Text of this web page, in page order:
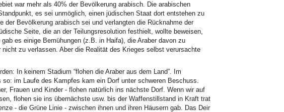
war mehr als 40% der Bevölkerung arabisch. Die arabischen
es sei unmöglich, einen jüdischen Staat dort entstehen zu
der Bevölkerung arabisch sei und verlangten die Rücknahme der
Seite, die an der Teilungsresolution festhielt, wollte beweisen,
es einige Bemühungen (z.B. in Haifa), die Araber davon zu
nicht zu verlassen. Aber die Realität des Krieges selbst verursachte
In keinem Stadium “flohen die Araber aus dem Land”. Im
so: im Laufe des Kampfes kam ein Dorf unter schweren Beschuss.
Frauen und Kinder - flohen natürlich ins nächste Dorf. Wenn wir auf
flohen sie ins übernächste usw. bis der Waffenstillstand in Kraft trat
- die Grüne Linie - zwischen ihnen und ihren Häusern gab. Das Deir